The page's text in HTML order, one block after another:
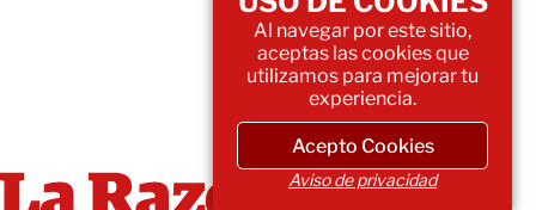
Al navegar por este sitio,
aceptas las cookies que
utilizamos para mejorar tu
experiencia.
Acepto Cookies
Aviso de privacidad